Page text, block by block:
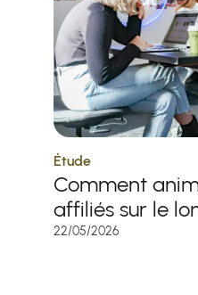
Étude
Comment
affiliés sur le
22/05/2026